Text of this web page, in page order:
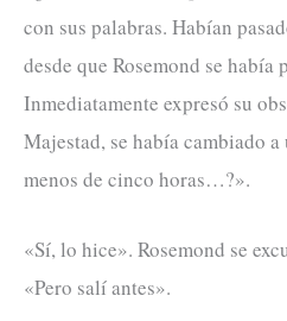
con sus palabras. Habían
desde que Rosemond se había
Inmediatamente expresó su
Majestad, se había cambiado
menos de cinco horas…?».
«Sí, lo hice». Rosemond se
«Pero salí antes».